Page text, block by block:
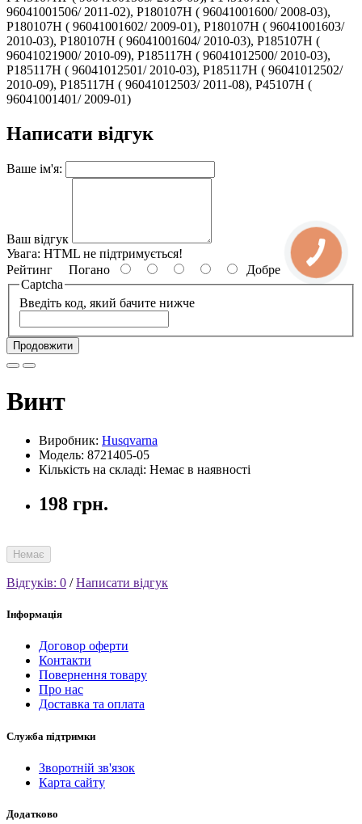
Написати відгук
Ваше ім'я:
Ваш відгук
Увага: HTML не підтримується!
Рейтинг Погано
Добре
Captcha
Введіть код, який бачите нижче
Продовжити
Винт
Виробник: Husqvarna
Модель: 8721405-05
Кількість на складі: Немає в наявності
198 грн.
Немає
Відгуків: 0 /Написати відгук
Інформація
Договор оферти
Контакти
Повернення товару
Про нас
Доставка та оплата
Служба підтримки
Зворотній зв'язок
Карта сайту
Додатково